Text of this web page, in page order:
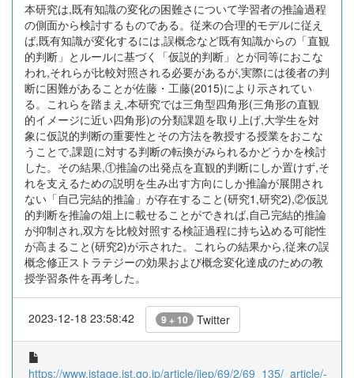
本研究は,既有知識の変化の困難さについて学習者の推論過程
の側面から検討するものである。従来の合理的モデルに従え
ば,既有知識が変化するには,誤概念など既有知識からの「直観
的判断」とルールに基づく「仮説的判断」とが同等におこな
われ,それらが比較対照される必要があるが,実際には後者の判
断に困難があることが佐藤・工藤(2015)により示されてい
る。これらを踏まえ,本研究では三角型四角形(三角形の直観
的イメージに近い四角形)の分類課題を取り上げ,大学生を対
象に仮説的判断の重要性とその方法を教授する授業をおこな
うことで,課題に対する判断の転換がみられるかどうかを検討
した。その結果,①推論の出発点を直観的判断にしか置けず,そ
れを支えるための説明を生み出す方向にしか推論が展開され
ない「自己完結的推論」が存在すること(研究1,研究2),②仮説
的判断を推論の俎上に載せることができれば,自己完結的推論
が抑制され,双方を比較対照する検証過程に持ち込める可能性
が高まること(研究2)が示された。これらの結果から,従来の誤
概念修正ストラテジーの効果および概念変化達成のための教
授学習条件を再考した。
2023-12-18 23:58:42 9 + 10 Twitter
https://www.jstage.jst.go.jp/article/jjep/69/2/69_135/_article/-